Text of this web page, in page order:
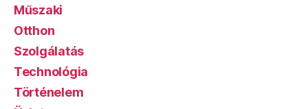
Műszaki
Otthon
Szolgálatás
Technológia
Történelem